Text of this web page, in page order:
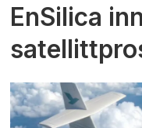
EnSilica